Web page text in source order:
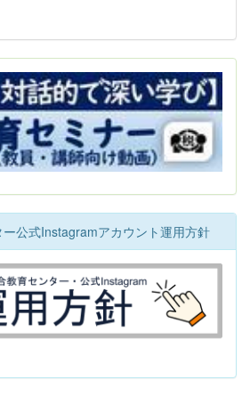
公式Instagramアカウント運用方針